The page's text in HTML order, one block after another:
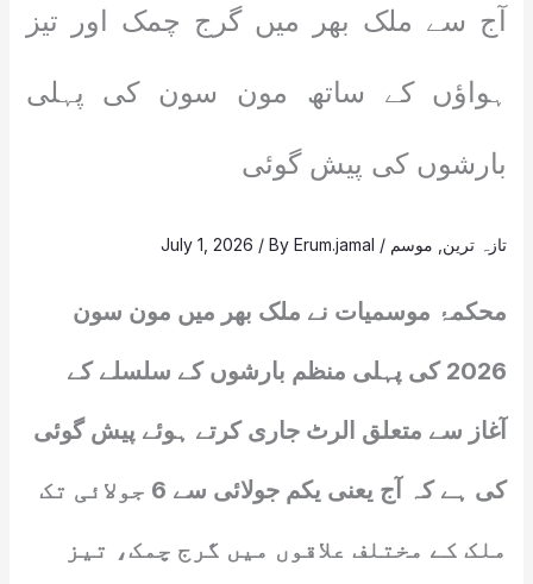
آج سے ملک بھر میں گرج چمک اور تیز
ہواؤں کے ساتھ مون سون کی پہلی
بارشوں کی پیش گوئی
تازہ ترین موسم /
July 1, 2026 / ByErum.jamal
محکمۂ موسمیات نے ملک بھر میں مون سون
2026 کی پہلی منظم بارشوں کے سلسلے کے
آغاز سے متعلق الرٹ جاری کرتے ہوئے پیش گوئی
کی ہے کہ آج یعنی یکم جولائی سے 6 جولائی تک
ملک کے مختلف علاقوں میں گرج چمک، تیز